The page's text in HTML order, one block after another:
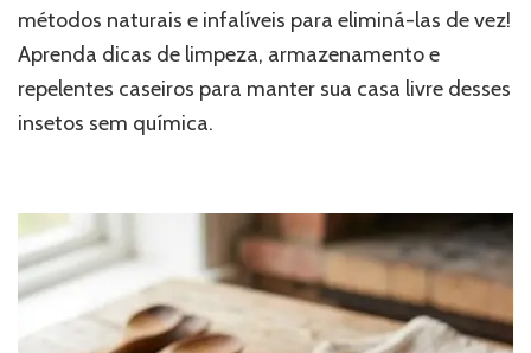
métodos naturais e infalíveis para eliminá-las de vez!
Aprenda dicas de limpeza, armazenamento e
repelentes caseiros para manter sua casa livre desses
insetos sem química.